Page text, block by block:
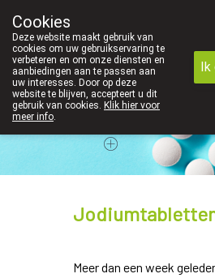
We vinden persoonlijk contact in
02/5135502
Vandaag
Meer dan een week
Cookies
Deze website maakt gebruik van
cookies om uw gebruikservaring te
verbeteren en om onze diensten en
aanbiedingen aan te passen aan
uw interesses. Door op deze
website te blijven, accepteert u dit
gebruik van cookies. Klik hier voor
meer info.
Ik